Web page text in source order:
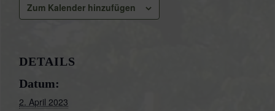
Zum Kalender hinzufügen
DETAILS
Datum:
2. April 2023